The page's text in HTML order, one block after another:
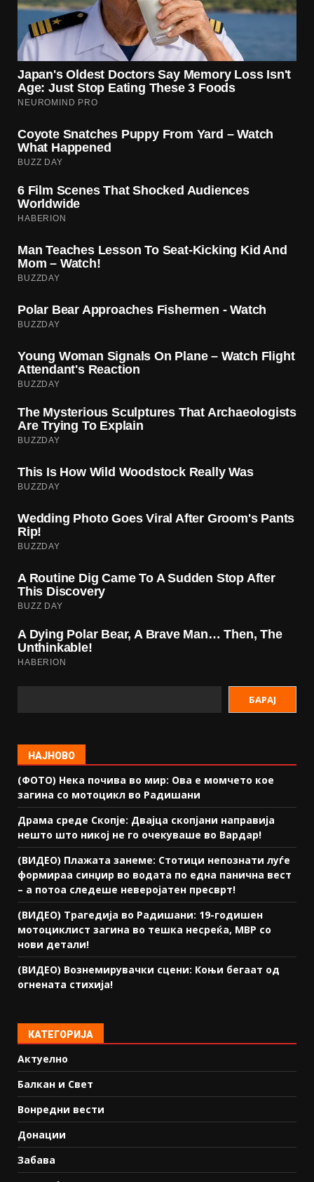
БАРАЈ
НАЈНОВО
(ФОТО) Нека почива во мир: Ова е момчето кое
загина со мотоцикл во Радишани
Драма среде Скопје: Двајца скопјани направија
нешто што никој не го очекуваше во Вардар!
(ВИДЕО) Плажата занеме: Стотици непознати луѓе
формираа синџир во водата по една панична вест
– а потоа следеше неверојатен пресврт!
(ВИДЕО) Трагедија во Радишани: 19-годишен
мотоциклист загина во тешка несреќа, МВР со
нови детали!
(ВИДЕО) Вознемирувачки сцени: Коњи бегаат од
огнената стихија!
КАТЕГОРИЈА
Актуелно
Балкан и Свет
Вонредни вести
Донации
Забава